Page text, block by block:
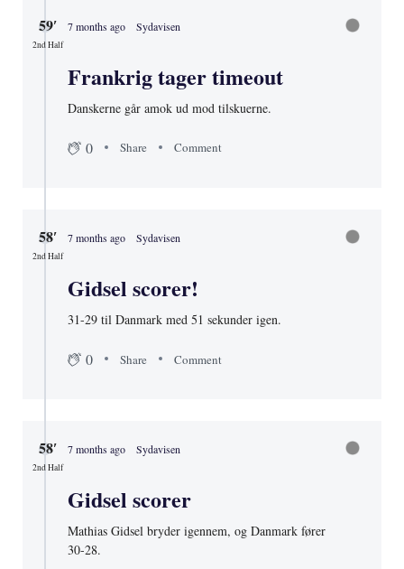
59′
2nd Half
7 months ago Sydavisen
Frankrig tager timeout
Danskerne går amok ud mod tilskuerne.
0 Share Comment
58′
2nd Half
7 months ago Sydavisen
Gidsel scorer!
31-29 til Danmark med 51 sekunder igen.
0 Share Comment
58′
2nd Half
7 months ago Sydavisen
Gidsel scorer
Mathias Gidsel bryder igennem, og Danmark fører
30-28.